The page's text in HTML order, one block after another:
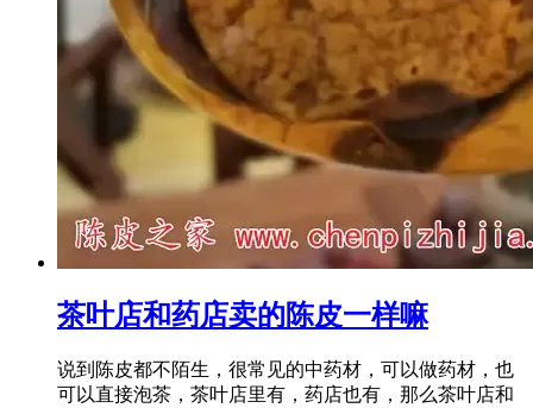
茶叶店和药店卖的陈皮一样嘛
说到陈皮都不陌生，很常见的中药材，可以做药材，也
可以直接泡茶，茶叶店里有，药店也有，那么茶叶店和